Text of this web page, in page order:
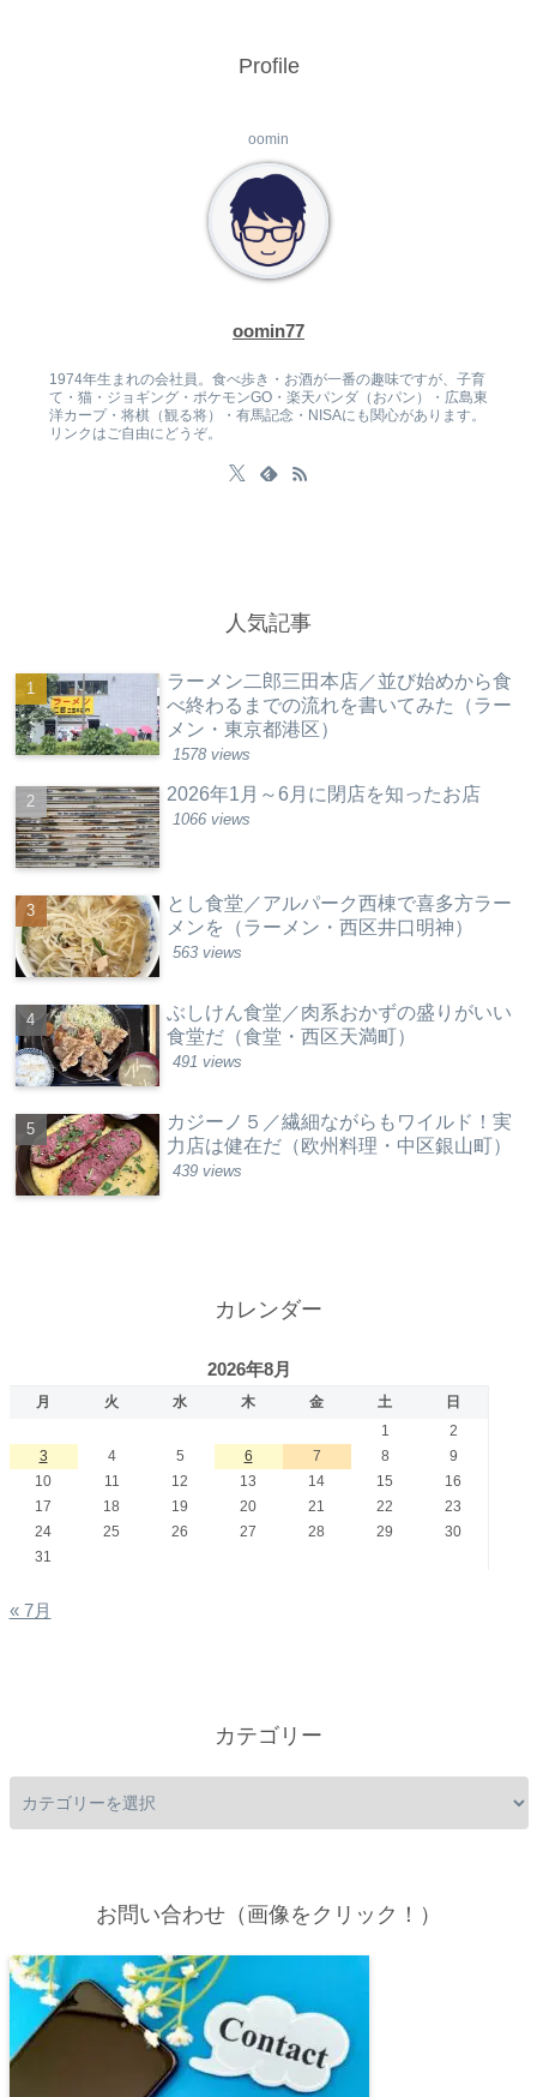
Profile
oomin
oomin77
1974年生まれの会社員。食べ歩き・お酒が一番の趣味ですが、子育
て・猫・ジョギング・ポケモンGO・楽天パンダ（おパン）・広島東
洋カープ・将棋（観る将）・有馬記念・NISAにも関心があります。
リンクはご自由にどうぞ。
人気記事
ラーメン二郎三田本店／並び始めから食
べ終わるまでの流れを書いてみた（ラー
メン・東京都港区）
1578 views
2026年1月～6月に閉店を知ったお店
1066 views
とし食堂／アルパーク西棟で喜多方ラー
メンを（ラーメン・西区井口明神）
563 views
ぶしけん食堂／肉系おかずの盛りがいい
食堂だ（食堂・西区天満町）
491 views
カジーノ５／繊細ながらもワイルド！実
力店は健在だ（欧州料理・中区銀山町）
439 views
カレンダー
2026年8月
月 火 水 木 金 土
日
1
2
3
4 5 6 7 8
9
10
11 12 13 14 15
16
17
18 19 20 21 22
23
24
25 26 27 28 29
30
31
« 7月
カテゴリー
お問い合わせ（画像をクリック！）